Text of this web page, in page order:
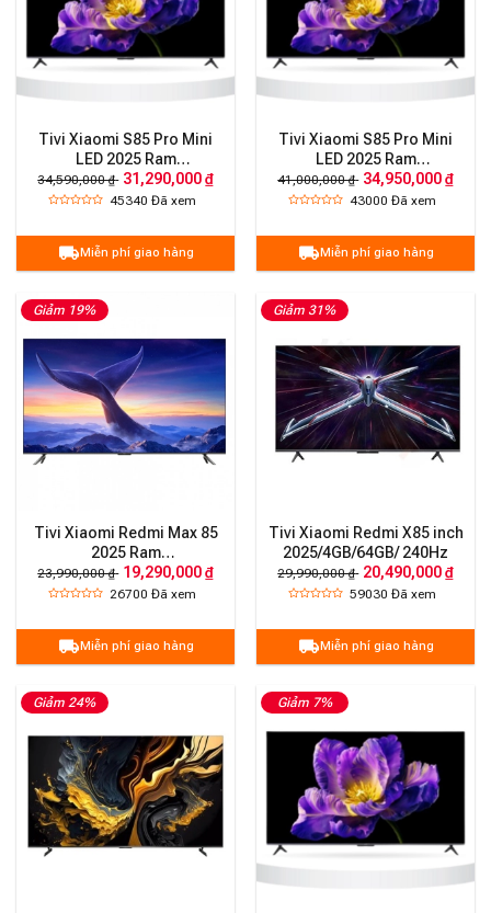
Tivi Xiaomi S85 Pro Mini
LED 2025 Ram
4G/64G/144HZ/4K
(2400nist)
34,590,000 ₫ 31,290,000 ₫
45340Đã xem
Miễn phí giao hàng
Tivi Xiaomi S85 Pro Mini
LED 2025 Ram
4G/64G/240HZ (3200nit)
41,000,000 ₫ 34,950,000 ₫
43000Đã xem
Miễn phí giao hàng
Giảm 19%
Tivi Xiaomi Redmi Max 85
2025 Ram
3G/64G/120Hz/4K
23,990,000 ₫ 19,290,000 ₫
26700Đã xem
Miễn phí giao hàng
Giảm 31%
Tivi Xiaomi Redmi X85 inch
2025/4GB/64GB/ 240Hz
29,990,000 ₫ 20,490,000 ₫
59030Đã xem
Miễn phí giao hàng
Giảm 24% Giảm 7%